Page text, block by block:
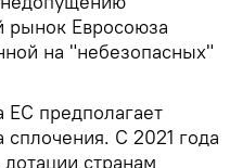
рынок Евросоюза
на "небезопасных"
предполагает
С 2021 года
странам